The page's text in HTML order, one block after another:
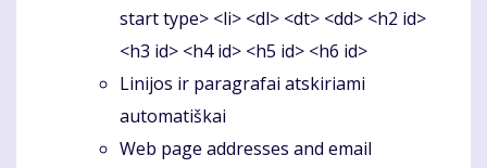
start type> <li> <dl> <dt> <dd> <h2 id>
<h3 id> <h4 id> <h5 id> <h6 id>
Linijos ir paragrafai atskiriami
automatiškai
Web page addresses and email